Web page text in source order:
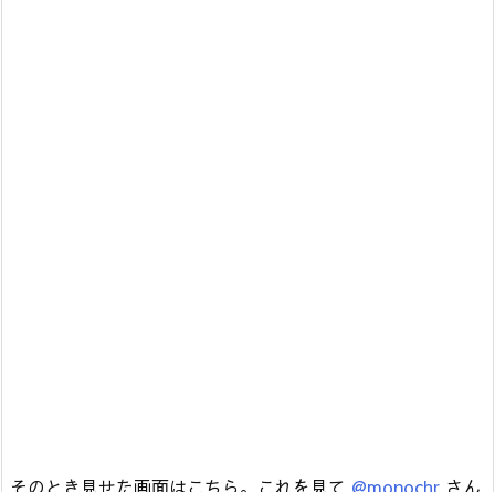
そのとき見せた画面はこちら。これを見て @monochr さん